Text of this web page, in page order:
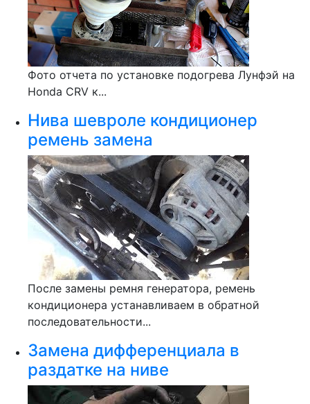
Фото отчета по установке подогрева Лунфэй на
Honda CRV к...
Нива шевроле кондиционер
ремень замена
После замены ремня генератора, ремень
кондиционера устанавливаем в обратной
последовательности...
Замена дифференциала в
раздатке на ниве